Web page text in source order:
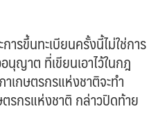
ารขึ้นทะเบียนครั้งนี้ไม่ใช่การ
ญาต ที่เขียนเอาไว้ในกฎ
เกษตรกรแห่งชาติจะทำ
ตรกรแห่งชาติ กล่าวปิดท้าย